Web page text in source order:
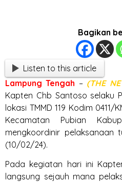
Bagikan
Listen to this article
Lampung Tengah – (THE
Kapten Chb Santoso selaku
lokasi TMMD 119 Kodim 0411/
Kecamatan Pubian
mengkoordinir pelaksanaan
(10/02/24).
Pada kegiatan hari ini
langsung sejauh mana